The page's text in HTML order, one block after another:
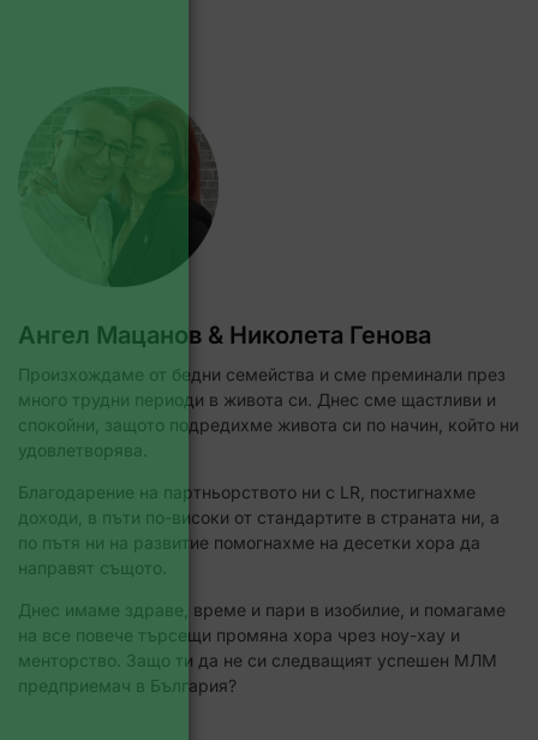
Ангел Мацанов & Николета Генова
Произхождаме от бедни семейства и сме преминали през
много трудни периоди в живота си. Днес сме щастливи и
спокойни, защото подредихме живота си по начин, който ни
удовлетворява.
Благодарение на партньорството ни с LR, постигнахме
доходи, в пъти по-високи от стандартите в страната ни, а
по пътя ни на развитие помогнахме на десетки хора да
направят същото.
Днес имаме здраве, време и пари в изобилие, и помагаме
на все повече търсещи промяна хора чрез ноу-хау и
менторство. Защо ти да не си следващият успешен МЛМ
предприемач в България?